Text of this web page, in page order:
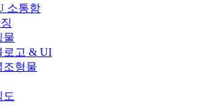
소통함
물
로고 & UI
조형물
도